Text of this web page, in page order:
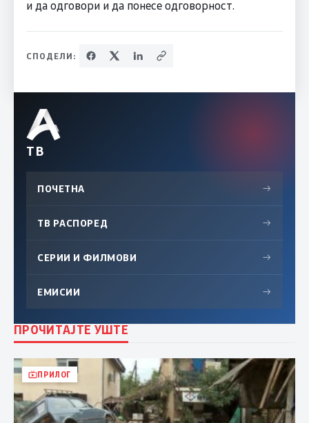
и да одговори и да понесе одговорност.
СПОДЕЛИ:
ТВ
ПОЧЕТНА →
ТВ РАСПОРЕД →
СЕРИИ И ФИЛМОВИ →
ЕМИСИИ →
ПРОЧИТАЈТЕ УШТЕ
ПРИЛОГ